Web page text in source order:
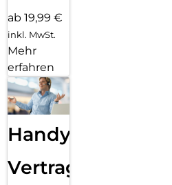
ab 19,99 €
inkl. MwSt.
Mehr
erfahren
Handy